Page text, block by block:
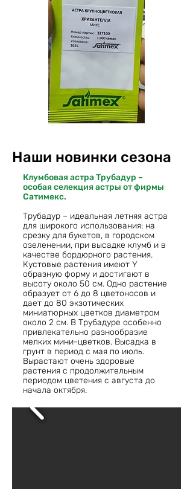
Наши новинки сезона
Клумбовая астра Трубадур –
особая селекция астры от фирмы
Сатимекс.
Трубадур – идеальная летняя астра
для широкого использования: на
срезку для букетов, в городском
озеленении, при высадке клумб и в
качестве бордюрного растения.
Кустовые растения имеют Y
образную форму и достигают в
высоту около 50 см. Одно растение
образует от 6 до 8 цветоносов и
дает до 80 экзотических
миниатюрных цветков диаметром
около 2 см. В Трубадуре особенно
привлекательно разнообразие
мелких мини-цветков. Высадка в
грунт в период с мая по июль.
Вырастают очень здоровые
растения с продолжительным
периодом цветения с августа до
начала октября.